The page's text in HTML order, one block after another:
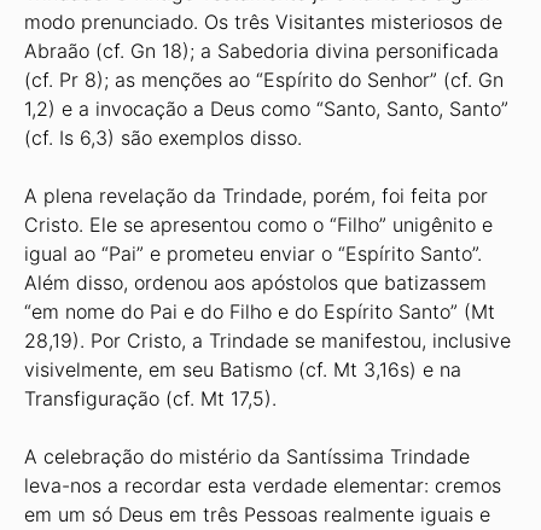
modo prenunciado. Os três Visitantes misteriosos de
Abraão (cf. Gn 18); a Sabedoria divina personificada
(cf. Pr 8); as menções ao “Espírito do Senhor” (cf. Gn
1,2) e a invocação a Deus como “Santo, Santo, Santo”
(cf. Is 6,3) são exemplos disso.
A plena revelação da Trindade, porém, foi feita por
Cristo. Ele se apresentou como o “Filho” unigênito e
igual ao “Pai” e prometeu enviar o “Espírito Santo”.
Além disso, ordenou aos apóstolos que batizassem
“em nome do Pai e do Filho e do Espírito Santo” (Mt
28,19). Por Cristo, a Trindade se manifestou, inclusive
visivelmente, em seu Batismo (cf. Mt 3,16s) e na
Transfiguração (cf. Mt 17,5).
A celebração do mistério da Santíssima Trindade
leva-nos a recordar esta verdade elementar: cremos
em um só Deus em três Pessoas realmente iguais e